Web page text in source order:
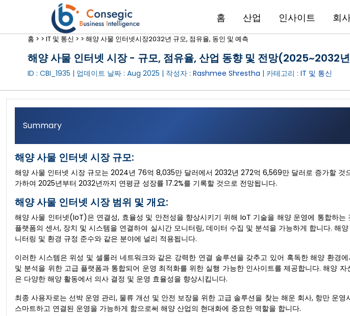
홈 산업 인사이트 회
홈 > > IT 및 통신 > > 해양 사물 인터넷시장2032년 규모, 점유율, 동인 및 예측
해양 사물 인터넷 시장 - 규모, 점유율, 산업 동향 및 전망(2025~2032
ID : CBI_1935 | 업데이트 날짜 : Aug 2025 | 작성자 : Rashmee Shrestha | 카테고리 : IT 및 통신
Summary
해양 사물 인터넷 시장 규모:
해양 사물 인터넷 시장 규모는 2024년 76억 8,035만 달러에서 2032년 272억 6,569만 달러로 증가할 것
가하여 2025년부터 2032년까지 연평균 성장률 17.2%를 기록할 것으로 전망됩니다.
해양 사물 인터넷 시장 범위 및 개요:
해양 사물 인터넷(IoT)은 연결성, 효율성 및 안전성을 향상시키기 위해 IoT 기술을 해양 운영에 통합하
플랫폼의 센서, 장치 및 시스템을 연결하여 실시간 모니터링, 데이터 수집 및 분석을 가능하게 합니다. 해
니터링 및 환경 규정 준수와 같은 분야에 널리 적용됩니다.
이러한 시스템은 위성 및 셀룰러 네트워크와 같은 강력한 연결 솔루션을 갖추고 있어 혹독한 해양 환경
및 분석을 위한 고급 플랫폼과 통합되어 운영 최적화를 위한 실행 가능한 인사이트를 제공합니다. 해양
은 다양한 해양 활동에서 의사 결정 및 운영 효율성을 향상시킵니다.
최종 사용자로는 선박 운영 관리, 물류 개선 및 안전 보장을 위한 고급 솔루션을 찾는 해운 회사, 항만 운
스마트하고 연결된 운영을 가능하게 함으로써 해양 산업의 현대화에 중요한 역할을 합니다.